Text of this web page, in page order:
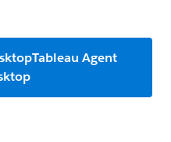
Agent